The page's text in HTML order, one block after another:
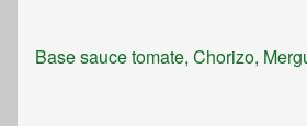
Base sauce tomate, Chorizo,